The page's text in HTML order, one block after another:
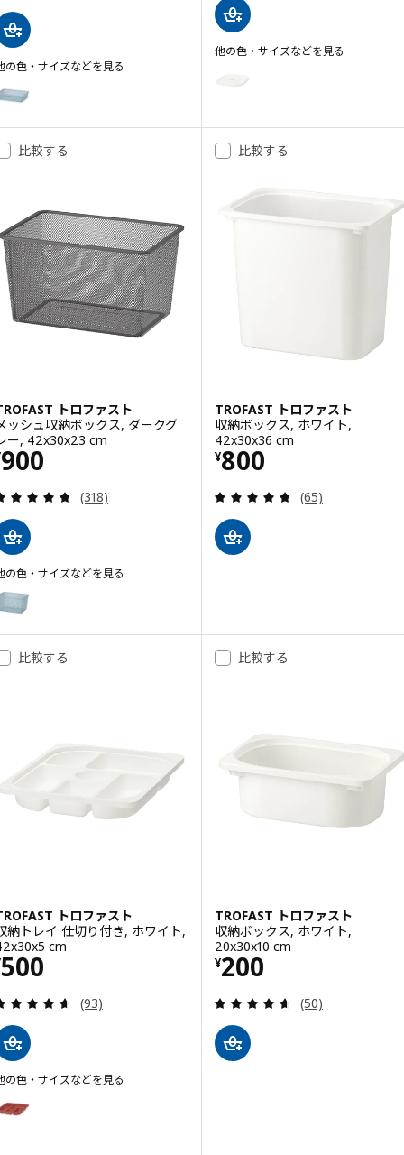
の色・サイズなどを見る
プション: TROFAST トロファスト, メッシュ収納ボックス, グレーブ
プション: TROFAST トロファスト, メッシュ収納ボックス, ライトグ
他の色・サイズなどを見る
比較する
トロファスト
ッシュ収納ボックス, ダークグ
ー, 42x30x23 cm
900
格 ¥ 900
レビュー: 4.7 から 5 星です。 総レビュー数:
(318)
の色・サイズなどを見る
トロファスト
プション: TROFAST トロファスト, メッシュ収納ボックス, グレーブ
比較する
TROFAST トロファスト
収納ボックス, ホワイト,
42x30x36 cm
¥800
価格 ¥ 800
レビュー: 4.8
(65)
比較する
トロファスト
納トレイ 仕切り付き, ホワイト,
cm
500
格 ¥ 500
レビュー: 4.6 から 5 星です。 総レビュー数:
(93)
の色・サイズなどを見る
プション: TROFAST トロファスト, 収納トレイ 仕切り付き, レッド,
比較する
TROFAST トロファスト
収納ボックス, ホワイト,
20x30x10 cm
¥200
価格 ¥ 200
レビュー: 4.6
(50)